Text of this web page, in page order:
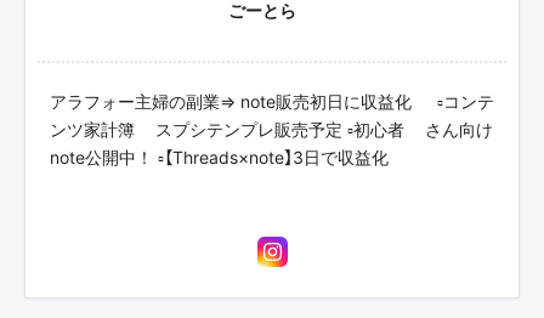
ごーとら🐯
アラフォー主婦の副業⇒ note販売初日に収益化🌟 ▫️コンテ
ンツ家計簿💰スプシテンプレ販売予定 ▫️初心者🔰さん向け
note公開中！ ▫️【Threads×note】3日で収益化